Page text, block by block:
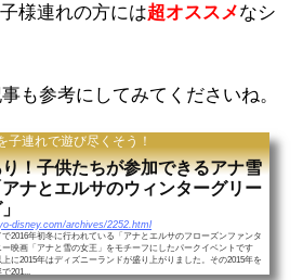
様連れの方には超オススメなシ
も参考にしてみてくださいね。
子連れで遊び尽くそう！
！子供たちが参加できるアナ雪
ナとエルサのウィンターグリー
disney.com/archives/2252.html
2016年初冬に行われている「アナとエルサのフローズンファンタ
ー映画「アナと雪の女王」をモチーフにしたパークイベントです
に2015年はディズニーランドが盛り上がりました。その2015年を
201...